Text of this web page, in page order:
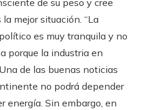
de su peso y cree
mejor situación. “La
es muy tranquila y no
porque la industria en
de las buenas noticias
no podrá depender
energía. Sin embargo, en